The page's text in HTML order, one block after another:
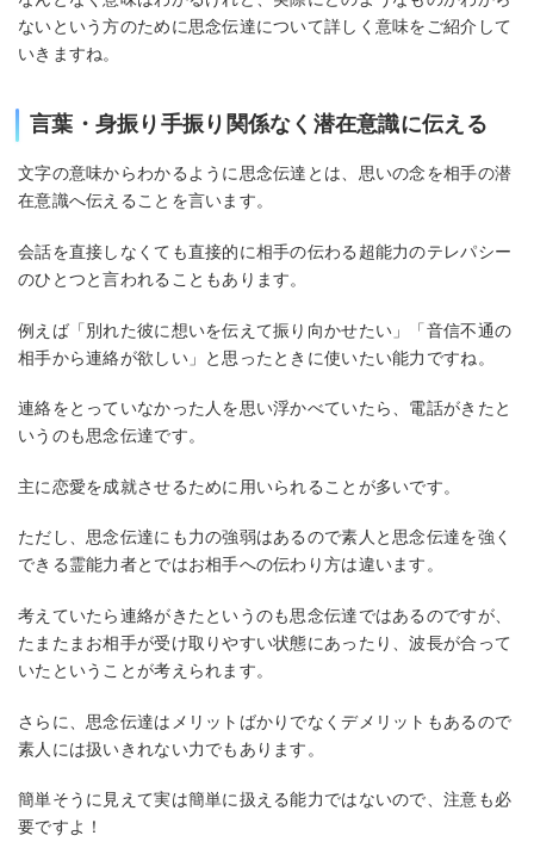
ないという方のために思念伝達について詳しく意味をご紹介して
いきますね。
言葉・身振り手振り関係なく潜在意識に伝える
文字の意味からわかるように思念伝達とは、思いの念を相手の潜
在意識へ伝えることを言います。
会話を直接しなくても直接的に相手の伝わる超能力のテレパシー
のひとつと言われることもあります。
例えば「別れた彼に想いを伝えて振り向かせたい」「音信不通の
相手から連絡が欲しい」と思ったときに使いたい能力ですね。
連絡をとっていなかった人を思い浮かべていたら、電話がきたと
いうのも思念伝達です。
主に恋愛を成就させるために用いられることが多いです。
ただし、思念伝達にも力の強弱はあるので素人と思念伝達を強く
できる霊能力者とではお相手への伝わり方は違います。
考えていたら連絡がきたというのも思念伝達ではあるのですが、
たまたまお相手が受け取りやすい状態にあったり、波長が合って
いたということが考えられます。
さらに、思念伝達はメリットばかりでなくデメリットもあるので
素人には扱いきれない力でもあります。
簡単そうに見えて実は簡単に扱える能力ではないので、注意も必
要ですよ！